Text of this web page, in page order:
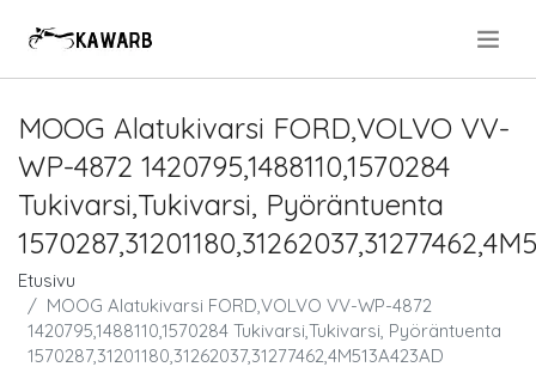
MOOG Alatukivarsi FORD,VOLVO VV-
WP-4872 1420795,1488110,1570284
Tukivarsi,Tukivarsi, Pyöräntuenta
Etusivu
MOOG Alatukivarsi FORD,VOLVO VV-WP-4872
1420795,1488110,1570284 Tukivarsi,Tukivarsi, Pyöräntuenta
1570287,31201180,31262037,31277462,4M513A423AD